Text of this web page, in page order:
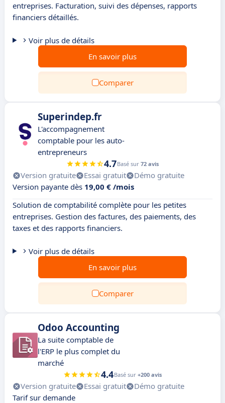
entreprises. Facturation, suivi des dépenses, rapports
financiers détaillés.
Voir plus de détails
En savoir plus
Comparer
Superindep.fr
L'accompagnement
comptable pour les auto-
entrepreneurs
4.7Basé sur 72 avis
Version gratuite Essai gratuit
Démo gratuite
Version payante dès 19,00 € /mois
Solution de comptabilité complète pour les petites
entreprises. Gestion des factures, des paiements, des
taxes et des rapports financiers.
Voir plus de détails
En savoir plus
Comparer
Odoo Accounting
La suite comptable de
l'ERP le plus complet du
marché
4.4Basé sur +200 avis
Version gratuite Essai gratuit
Démo gratuite
Tarif sur demande